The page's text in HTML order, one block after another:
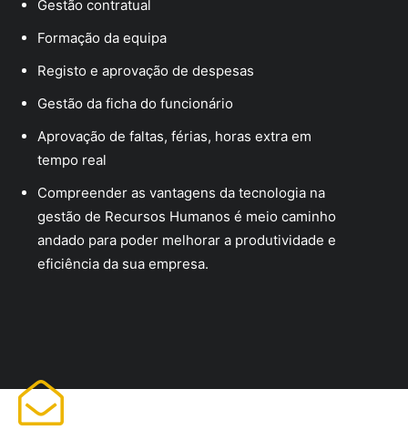
Gestão contratual
Formação da equipa
Registo e aprovação de despesas
Gestão da ficha do funcionário
Aprovação de faltas, férias, horas extra em
tempo real
Compreender as vantagens da tecnologia na
gestão de Recursos Humanos é meio caminho
andado para poder melhorar a produtividade e
eficiência da sua empresa.